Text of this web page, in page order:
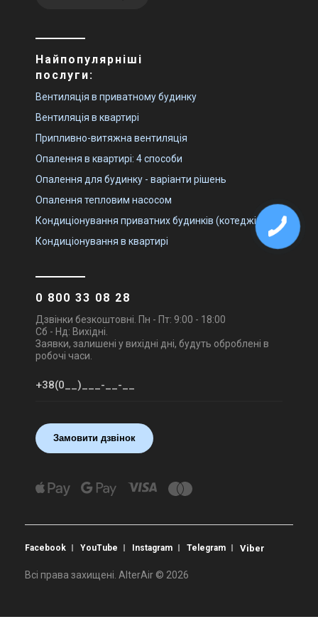
Найпопулярніші
послуги:
Вентиляція в приватному будинку
Вентиляція в квартирі
Припливно-витяжна вентиляція
Опалення в квартирі: 4 способи
Опалення для будинку - варіанти рішень
Опалення тепловим насосом
Кондиціонування приватних будинків (котеджів)
Кондиціонування в квартирі
0 800 33 08 28
Дзвінки безкоштовні. Пн - Пт: 9:00 - 18:00
Сб - Нд: Вихідні.
Заявки, залишені у вихідні дні, будуть оброблені в
робочі часи.
Замовити дзвінок
Facebook YouTube Instagram Telegram Viber
Всі права захищені. AlterAir © 2026